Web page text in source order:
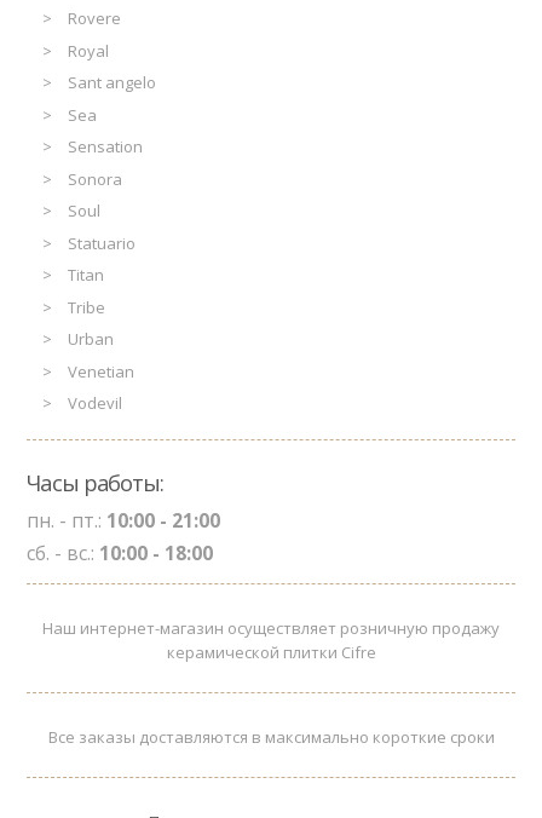
Rovere
Royal
Sant angelo
Sea
Sensation
Sonora
Soul
Statuario
Titan
Tribe
Urban
Venetian
Vodevil
Часы работы:
пн. - пт.: 10:00 - 21:00
сб. - вс.: 10:00 - 18:00
Наш интернет-магазин осуществляет розничную продажу
керамической плитки Cifre
Все заказы доставляются в максимально короткие сроки